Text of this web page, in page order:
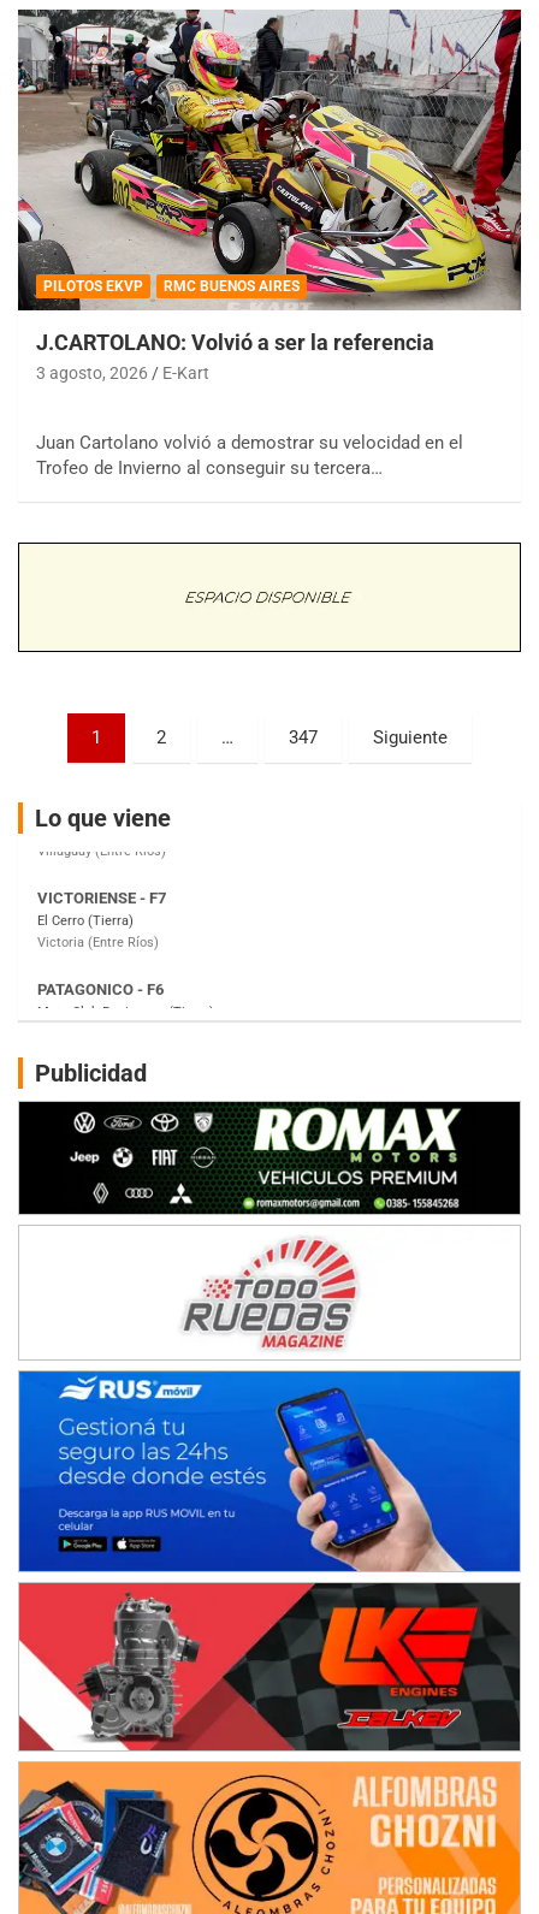
PILOTOS EKVP RMC BUENOS AIRES
J.CARTOLANO: Volvió a ser la referencia
3 agosto, 2026 E-Kart
Juan Cartolano volvió a demostrar su velocidad en el
Trofeo de Invierno al conseguir su tercera…
Paginación
entradas
1 2 … 347 Siguiente
Lo que viene
COBERTURA ESPECIAL DE E-KART.COM.AR
08/09-AGO
Trenque Lauquen (Buenos Aires)
Parque de la Velocidad (Asfalto)
Villaguay (Entre Ríos)
El Cerro (Tierra)
Victoria (Entre Ríos)
Moto Club Reginense (Tierra)
Gral. E. Godoy (Río Negro)
Juventud Unida (Tierra)
NORESTE SANTAFESINO - F6
Ciudad de Avellaneda (Asfalto)
Avellaneda (Santa Fe)
SUR SANTAFESINO - F4
José Samuel Sánchez (Tierra)
Rufino (Santa Fe)
COBERTURA ESPECIAL DE E-KART.COM.AR
08/09-AGO
IAME SERIES ARGENTINA 6
Ramiro Tot (Asfalto)
Baradero (Buenos Aires)
KDO - F6
Ciudad de Trenque Lauquen (Asfalto)
Trenque Lauquen (Buenos Aires)
ENTRERRIANO - F6 (POSTERGADA)
Parque de la Velocidad (Asfalto)
Villaguay (Entre Ríos)
VICTORIENSE - F7
El Cerro (Tierra)
Victoria (Entre Ríos)
PATAGONICO - F6
Moto Club Reginense (Tierra)
Gral. E. Godoy (Río Negro)
CSK - F7
Juventud Unida (Tierra)
Humboldt (Santa Fe)
Publicidad